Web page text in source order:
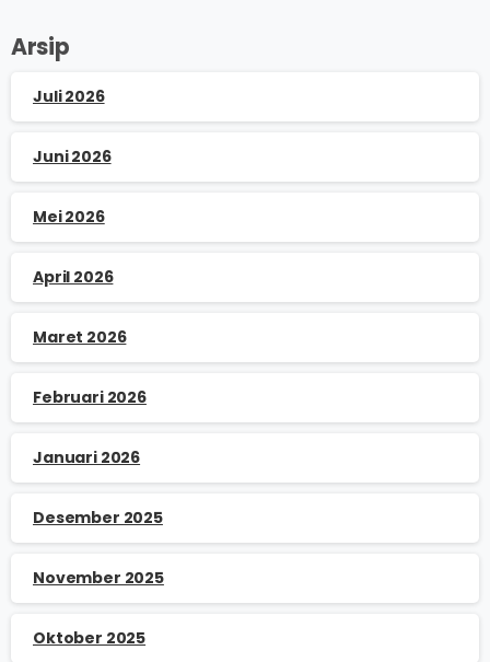
Arsip
Juli 2026
Juni 2026
Mei 2026
April 2026
Maret 2026
Februari 2026
Januari 2026
Desember 2025
November 2025
Oktober 2025